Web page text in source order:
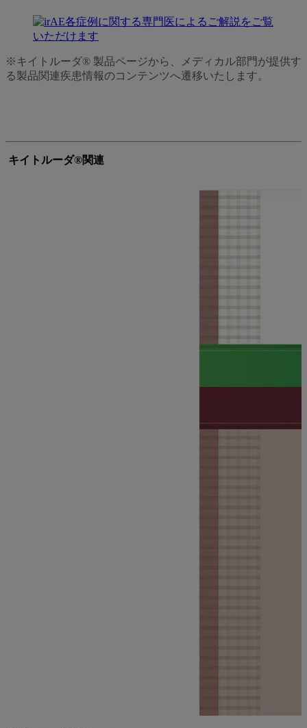
※キイトルーダ® 製品ページから、メディカル部門が提供す
る製品関連疾患情報のコンテンツへ遷移いたします。
キイトルーダ®関連